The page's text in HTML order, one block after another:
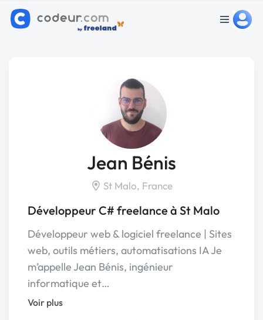
Jean Bénis
St Malo, France
Développeur C# freelance à St Malo
Développeur web & logiciel freelance | Sites
web, outils métiers, automatisations IA Je
m’appelle Jean Bénis, ingénieur
informatique et…
Voir plus